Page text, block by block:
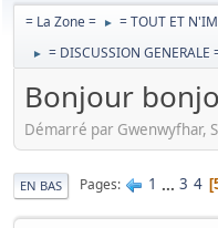
= La Zone = ► = TOUT ET
► = DISCUSSION GENERALE
Bonjour
Démarré par Gwenwyfhar,
EN BAS Pages 1 ... 3 4